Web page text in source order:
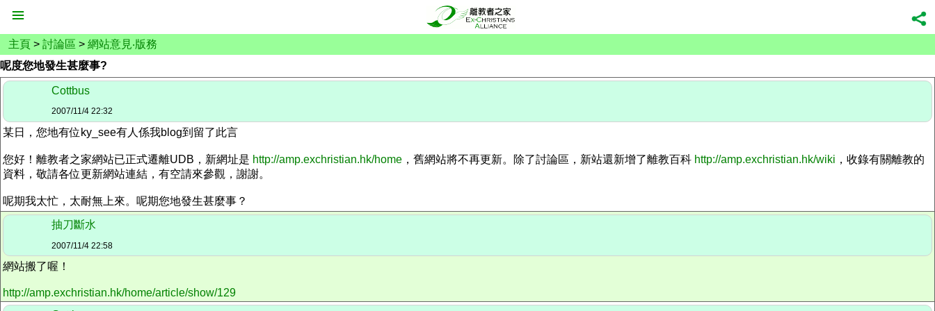
主頁 > 討論區 > 網站意見‧版務
呢度您地發生甚麼事?
Cottbus
2007/11/4 22:32
某日，您地有位ky_see有人係我blog到留了此言
您好！離教者之家網站已正式遷離UDB，新網址是 http://amp.exchristian.hk/home ，舊網站將不再更新。除了討論區，新站還新增了離教百科 http://amp.exchristian.hk/wiki ，收錄有關離教的
資料，敬請各位更新網站連結，有空請來參觀，謝謝。
呢期我太忙，太耐無上來。呢期您地發生甚麼事？
抽刀斷水
2007/11/4 22:58
網站搬了喔！
http://amp.exchristian.hk/home/article/show/129